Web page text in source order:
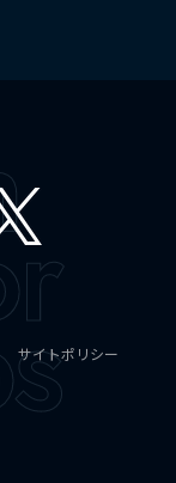
サイトポリシー